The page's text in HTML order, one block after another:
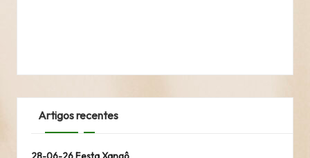
Artigos recentes